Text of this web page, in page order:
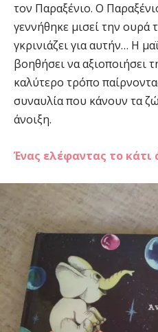
τον Παραξένιο. Ο
γεννήθηκε μισεί την ουρά
γκρινιάζει για αυτήν… Η
βοηθήσει να αξιοποιήσει
καλύτερο τρόπο
συναυλία που κάνουν τα
άνοιξη.
Ένας ελέφαντας το κάτι